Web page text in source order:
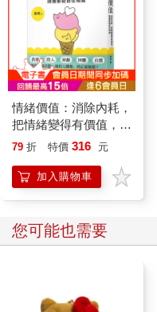
情緒價值：消除內耗，
把情緒變得有價值，跟
誰都能自在相處
79 折 特價 316 元
加入購物車
您可能也需要